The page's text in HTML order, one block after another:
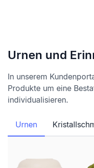
Urnen und
In unserem
Produkte um eine
individualisieren.
Urnen